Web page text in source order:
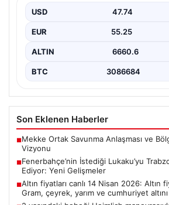
İtalya Serie A’da Napoli forması giyen
USD 47.74
EUR 55.25
ALTIN 6660.6
BTC 3086684
Son Eklenen Haberler
■Mekke Ortak Savunma Anlaşması ve
Vizyonu
■Fenerbahçe’nin İstediği Lukaku’yu
Ediyor: Yeni Gelişmeler
■Altın fiyatları canlı 14 Nisan 2026: Altın
Gram, çeyrek, yarım ve cumhuriyet altını